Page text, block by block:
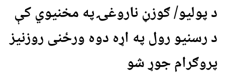
د پولیو/ ګوزڼ ناروغۍ په مخنیوي کې
د رسنیو رول په اړه دوه ورځنی روزنیز
پروګرام جوړ شو